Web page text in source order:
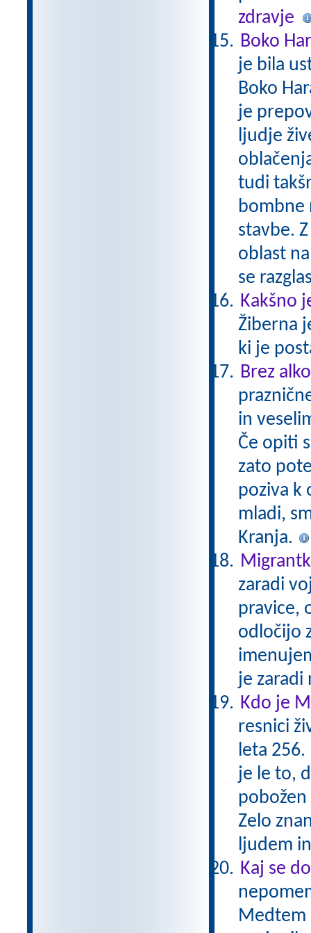
zdravje
Boko
je bila
Boko
je
ljudje
tudi
bombne
stavbe.
oblast
se
Kakšno
Žiberna
ki je
Brez
in
Če opiti
zato
poziva k
mladi,
Kranja.
zaradi
pravice,
odločijo
je
Kdo je
resnici
leta
je le to,
Zelo
ljudem
Kaj se
Medtem